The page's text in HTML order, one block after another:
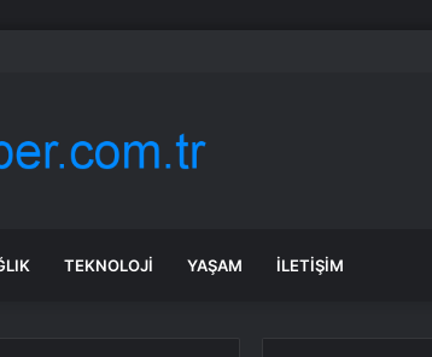
tutuklama talebi
TEKNOLOJI YAŞAM İLETIŞIM